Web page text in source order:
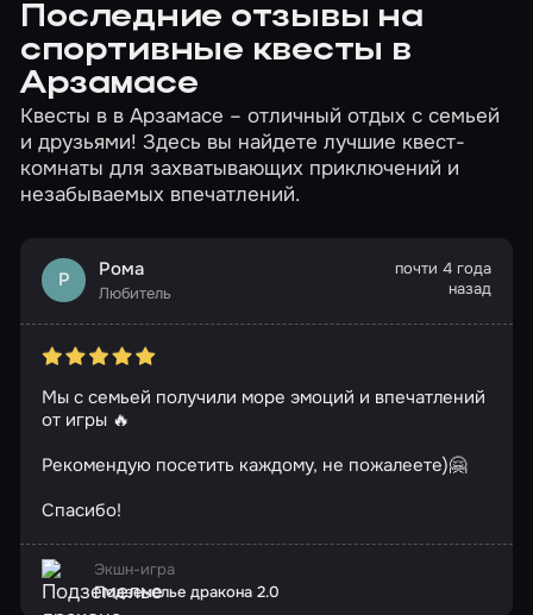
Последние отзывы на
спортивные квесты в
Арзамасе
Квесты в в Арзамасе – отличный отдых с семьей
и друзьями! Здесь вы найдете лучшие квест-
комнаты для захватывающих приключений и
незабываемых впечатлений.
Р Рома
Любитель
почти 4 года
назад
Мы с семьей получили море эмоций и впечатлений
от игры 🔥
Рекомендую посетить каждому, не пожалеете)🤗
Спасибо!
Экшн-игра
Подземелье дракона 2.0